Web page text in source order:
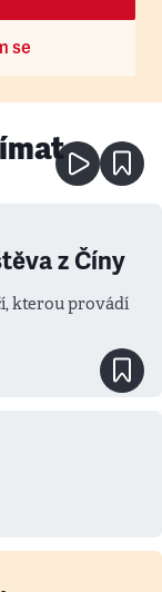
se
z Číny
kterou provádí